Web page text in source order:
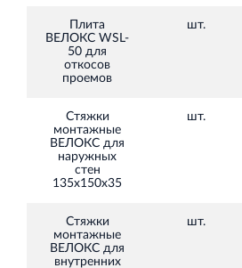
Плита
ВЕЛОКС WSL-
50 для
откосов
проемов
шт.
Стяжки
монтажные
ВЕЛОКС для
наружных
стен
135х150х35
шт.
Стяжки
монтажные
ВЕЛОКС для
внутренних
шт.